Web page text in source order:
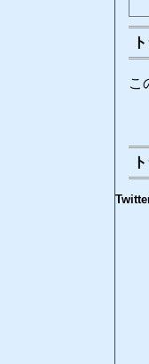
こ